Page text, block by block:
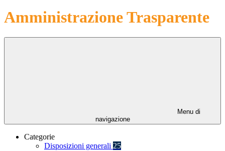
Amministrazione Trasparente
Menu di
navigazione
Categorie
Disposizioni generali 25